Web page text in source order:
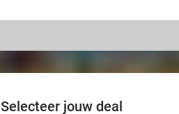
Selecteer jouw deal